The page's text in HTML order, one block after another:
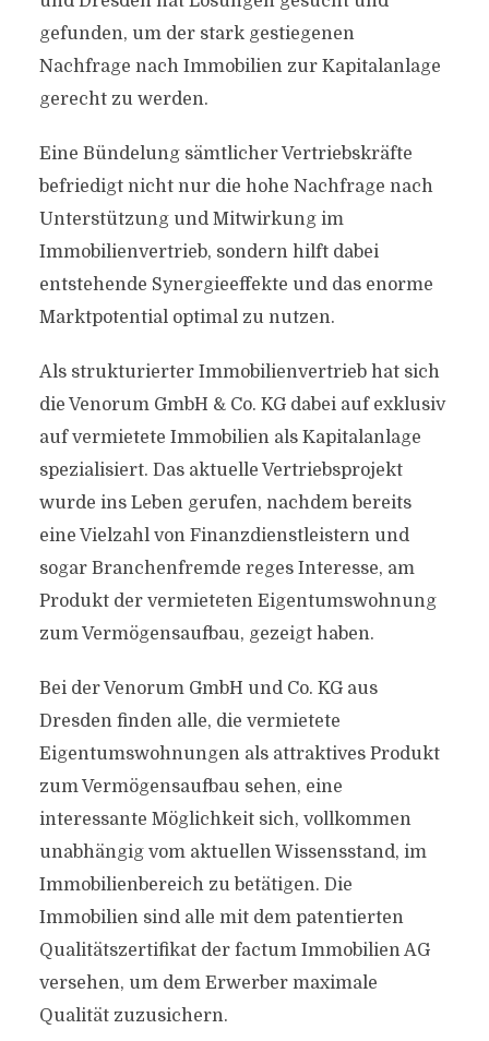
gefunden, um der stark gestiegenen
Nachfrage nach Immobilien zur Kapitalanlage
gerecht zu werden.
Eine Bündelung sämtlicher Vertriebskräfte
befriedigt nicht nur die hohe Nachfrage nach
Unterstützung und Mitwirkung im
Immobilienvertrieb, sondern hilft dabei
entstehende Synergieeffekte und das enorme
Marktpotential optimal zu nutzen.
Als strukturierter Immobilienvertrieb hat sich
die Venorum GmbH & Co. KG dabei auf exklusiv
auf vermietete Immobilien als Kapitalanlage
spezialisiert. Das aktuelle Vertriebsprojekt
wurde ins Leben gerufen, nachdem bereits
eine Vielzahl von Finanzdienstleistern und
sogar Branchenfremde reges Interesse, am
Produkt der vermieteten Eigentumswohnung
zum Vermögensaufbau, gezeigt haben.
Bei der Venorum GmbH und Co. KG aus
Dresden finden alle, die vermietete
Eigentumswohnungen als attraktives Produkt
zum Vermögensaufbau sehen, eine
interessante Möglichkeit sich, vollkommen
unabhängig vom aktuellen Wissensstand, im
Immobilienbereich zu betätigen. Die
Immobilien sind alle mit dem patentierten
Qualitätszertifikat der factum Immobilien AG
versehen, um dem Erwerber maximale
Qualität zuzusichern.